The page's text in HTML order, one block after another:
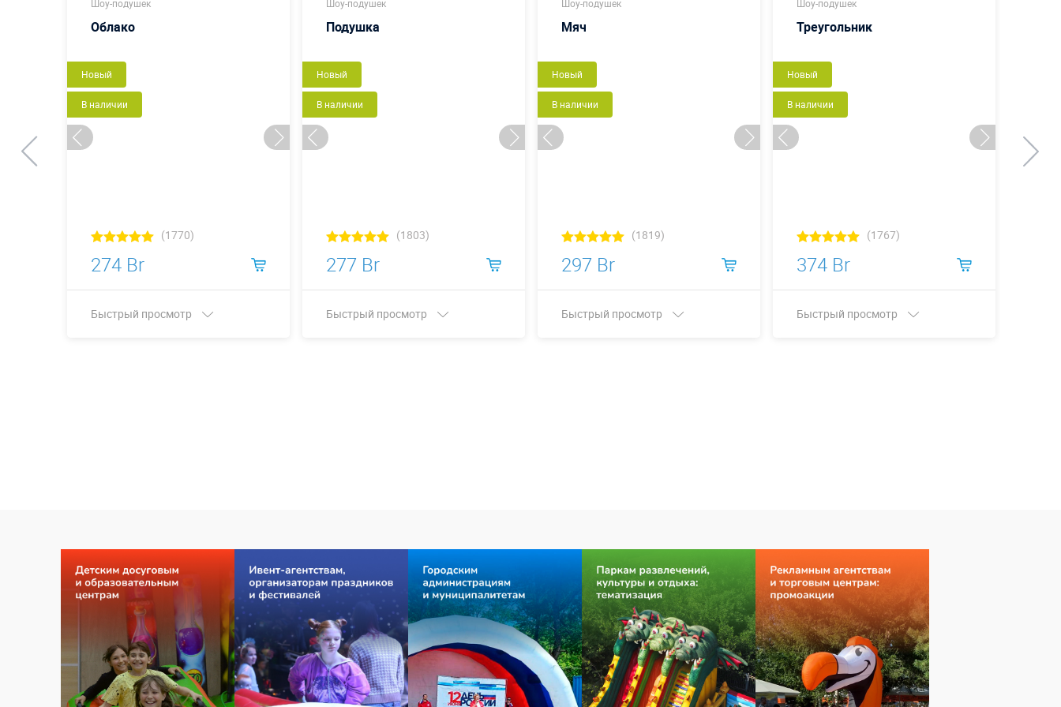
Шоу-подушек
Облако
Новый
В наличии
(1770)
274 Br
Быстрый просмотр
Шоу-подушек
Подушка
Новый
В наличии
(1803)
277 Br
Быстрый просмотр
Шоу-подушек
Мяч
Новый
В наличии
(1819)
297 Br
Быстрый просмотр
Шоу-подушек
Треугольник
Новый
В наличии
(1767)
374 Br
Быстрый просмотр